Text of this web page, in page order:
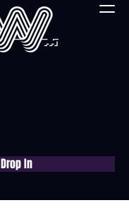
Drop In